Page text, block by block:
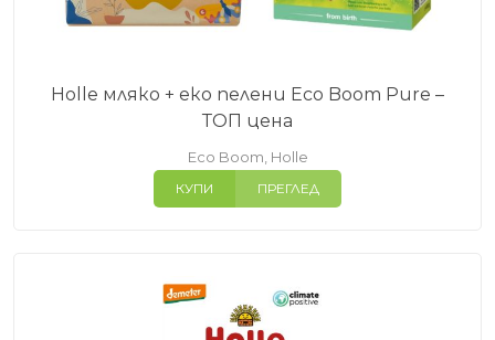
Holle мляко + еко пелени Eco Boom Pure –
ТОП цена
Eco Boom Holle
КУПИ ПРЕГЛЕД